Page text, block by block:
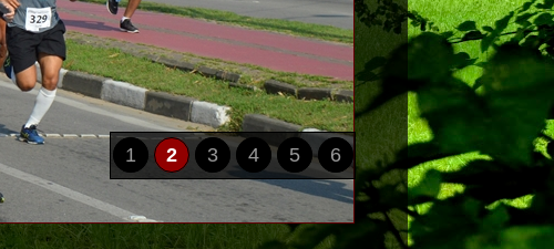
1 2 3 4 5 6